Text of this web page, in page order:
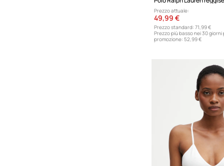
Prezzo attuale:
49,99 €
Prezzo standard: 71,99 €
Prezzo più basso nei 30
promozione: 52,99 €